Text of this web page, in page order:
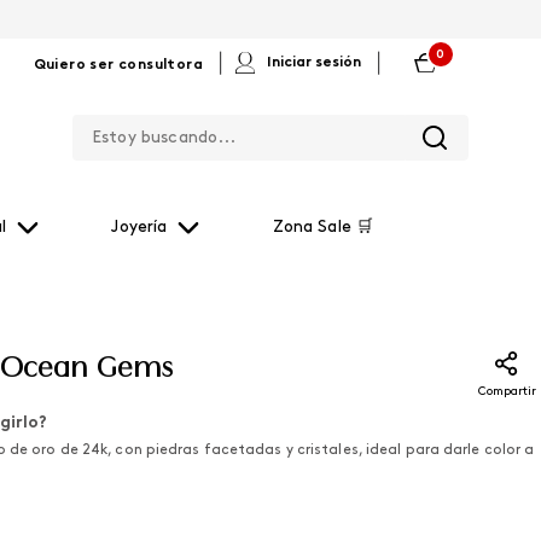
Quiero ser consultora Iniciar sesión
0
Joyería Zona Sale 🛒
Gems
Compartir
de oro de 24k, con piedras facetadas y cristales, ideal para darle color a